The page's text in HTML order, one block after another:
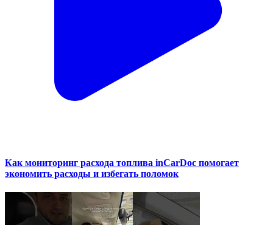
Как мониторинг расхода топлива inCarDoc помогает
экономить расходы и избегать поломок